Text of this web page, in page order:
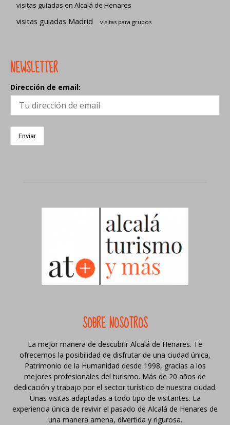
visitas guiadas en Alcalá de Henares
visitas guiadas Madrid visitas para grupos
NEWSLETTER
Dirección de email:
SOBRE NOSOTROS
La mejor manera de descubrir Alcalá de Henares. Te
ofrecemos la posibilidad de disfrutar de una ciudad única,
Patrimonio de la Humanidad desde 1998, gracias a los
mejores profesionales del turismo. Más de 20 años de
dedicación y trabajo por el sector turístico de nuestra ciudad.
Unas visitas adaptadas a todo tipo de visitantes. La
experiencia única de revivir el pasado de Alcalá de Henares de
una manera amena, divertida y rigurosa.